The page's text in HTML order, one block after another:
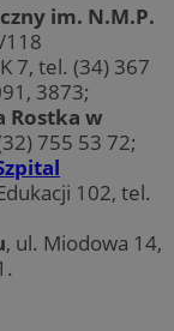
im. N.M.P.
118
7, tel. (34) 367
3873;
Rostka w
755 53 72;
102, tel.
, ul. Miodowa 14,